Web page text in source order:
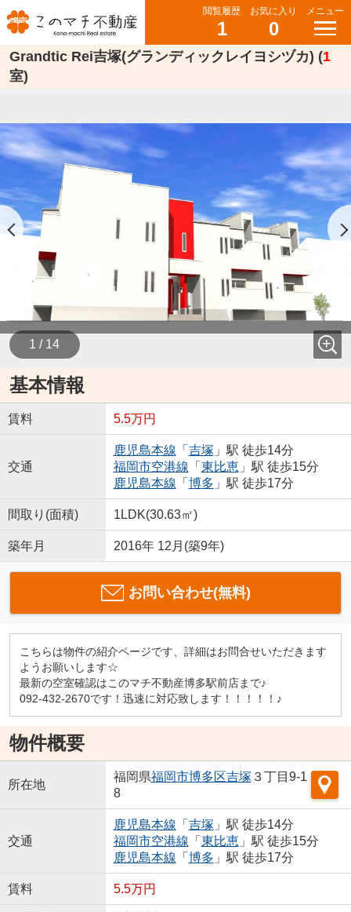
閲覧履歴
1
お気に入り
0
メニュー
Grandtic Rei吉塚(グランディックレイヨシヅカ) (1
室)
1 / 14
基本情報
賃料 5.5万円
交通
鹿児島本線 「 吉塚 」駅 徒歩14分
福岡市空港線 「 東比恵」駅 徒歩15分
鹿児島本線 「 博多 」駅 徒歩17分
間取り(面積) 1LDK(30.63㎡)
築年月 2016年 12月(築9年)
お問い合わせ(無料)
こちらは物件の紹介ページです、詳細はお問合せいただきます
ようお願いします☆
最新の空室確認はこのマチ不動産博多駅前店まで♪
092-432-2670です！迅速に対応致します！！！！！♪
物件概要
所在地
福岡県福岡市博多区吉塚 ３丁目9-1
8
交通
鹿児島本線 「 吉塚 」駅 徒歩14分
福岡市空港線 「 東比恵」駅 徒歩15分
鹿児島本線 「 博多 」駅 徒歩17分
賃料 5.5万円